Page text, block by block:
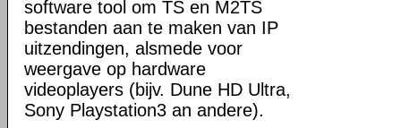
software tool om TS en M2TS
bestanden aan te maken van IP
uitzendingen, alsmede voor
weergave op hardware
videoplayers (bijv. Dune HD Ultra,
Sony Playstation3 an andere).